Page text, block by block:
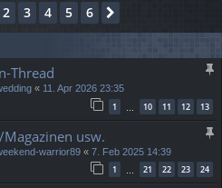
2 3 4 5 6
Thread
« 11. Apr 2026 23:35
1 10 11 12 13
usw.
warrior89 « 7. Feb 2025 14:39
1 21 22 23 24